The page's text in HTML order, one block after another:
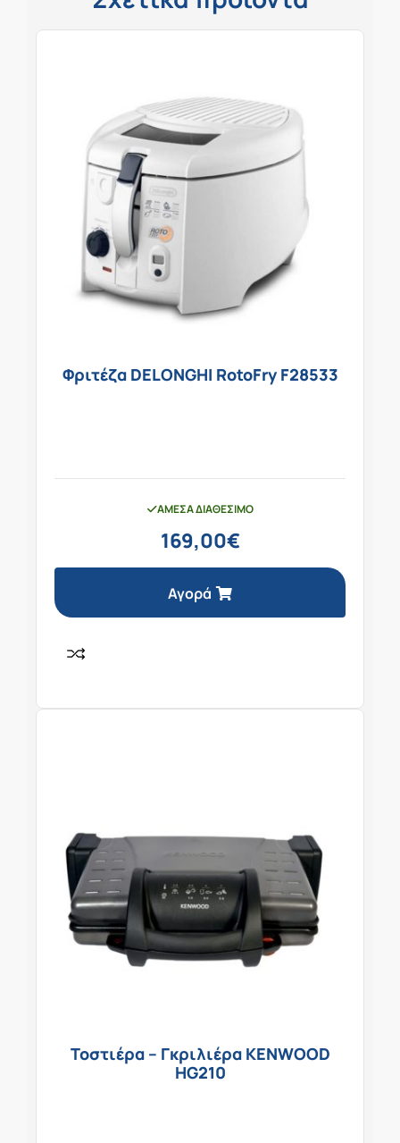
Φριτέζα DELONGHI RotoFry F28533
ΆΜΕΣΑ ΔΙΑΘΈΣΙΜΟ
169,00€
Αγορά
Τοστιέρα – Γκριλιέρα KENWOOD
HG210